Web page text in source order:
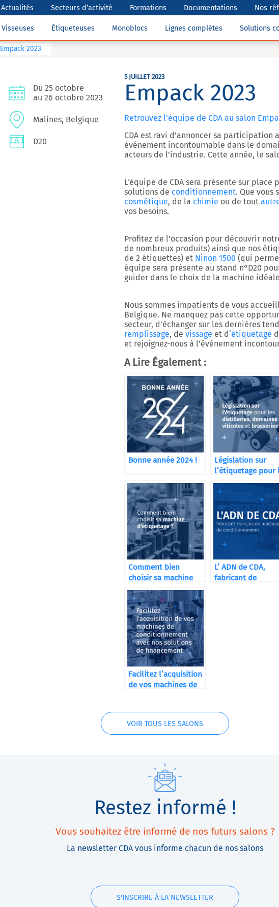
Actualités Secteurs d’activité Formations Documentations Nos
Visseuses Étiqueteuses Monoblocs Lignes complètes Solutions
Empack 2023
Du 25 octobre
au 26 octobre 2023
Malines, Belgique
D20
5 JUILLET 2023
Empack 2023
Retrouvez l'équipe de CDA au salon
CDA est ravi d’annoncer sa participation
événement incontournable dans le
acteurs de l’industrie. Cette année, le
L’équipe de CDA sera présente sur
solutions de conditionnement. Que vous
cosmétique, de la chimie ou de tout
vos besoins.
Profitez de l’occasion pour découvrir
de nombreux produits) ainsi que nos
de 2 étiquettes) et Ninon 1500 (qui
équipe sera présente au stand n°D20
guider dans le choix de la machine
Nous sommes impatients de vous
Belgique. Ne manquez pas cette
secteur, d’échanger sur les dernières
remplissage, de vissage et d‘étiquetage
et rejoignez-nous à l’événement
A Lire Également :
Bonne année 2024 !
Législation sur
l’étiquetage pour
distilleries
Comment bien
choisir sa machine
d’étiquetage ?
L’ ADN de CDA,
fabricant de
Facilitez l’acquisition
de vos machines de
VOIR TOUS LES SALONS
Restez informé !
Vous souhaitez être informé de nos futurs salons ?
La newsletter CDA vous informe chacun de nos salons
S'INSCRIRE À LA NEWSLETTER